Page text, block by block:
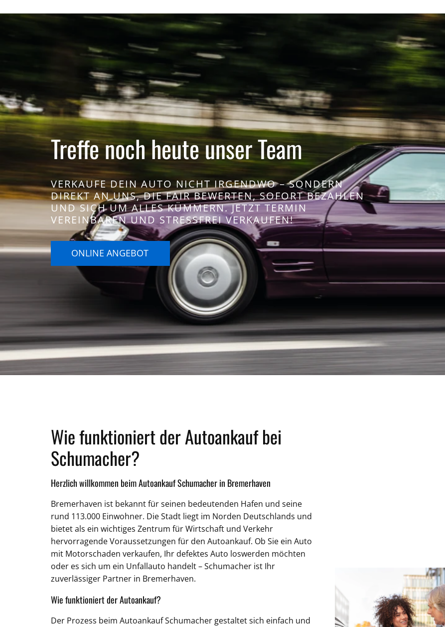
Treffe noch heute unser Team
VERKAUFE DEIN AUTO NICHT IRGENDWO – SONDERN
DIREKT AN UNS, DIE FAIR BEWERTEN, SOFORT BEZAHLEN
UND SICH UM ALLES KÜMMERN. JETZT TERMIN
VEREINBAREN UND STRESSFREI VERKAUFEN!
ONLINE ANGEBOT
Wie funktioniert der Autoankauf bei
Schumacher?
Herzlich willkommen beim Autoankauf Schumacher in Bremerhaven
Bremerhaven ist bekannt für seinen bedeutenden Hafen und seine
rund 113.000 Einwohner. Die Stadt liegt im Norden Deutschlands und
bietet als ein wichtiges Zentrum für Wirtschaft und Verkehr
hervorragende Voraussetzungen für den Autoankauf. Ob Sie ein Auto
mit Motorschaden verkaufen, Ihr defektes Auto loswerden möchten
oder es sich um ein Unfallauto handelt – Schumacher ist Ihr
zuverlässiger Partner in Bremerhaven.
Wie funktioniert der Autoankauf?
Der Prozess beim Autoankauf Schumacher gestaltet sich einfach und